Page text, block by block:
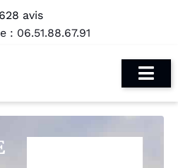
avis
: 06.51.88.67.91